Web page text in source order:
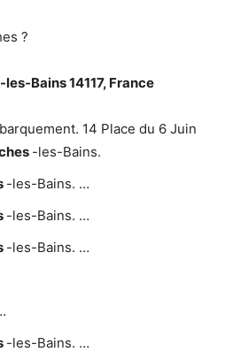
?
-les-Bains 14117, France
14 Place du 6 Juin
-les-Bains.
-les-Bains. …
-les-Bains. …
-les-Bains. …
-les-Bains. …